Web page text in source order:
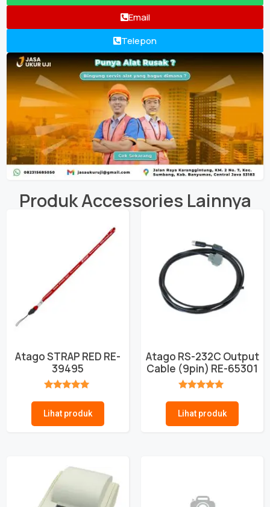
Email
Telepon
ProdukAccessories Lainnya
Atago STRAP RED RE-
39495
Lihat produk
Atago RS-232C Output
Cable (9pin) RE-65301
Lihat produk